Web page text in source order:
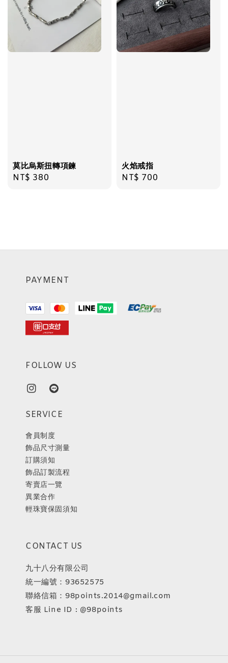
莫比烏斯扭轉項鍊
Regular
NT$ 380
火焰戒指
Regular
NT$ 700
PAYMENT
FOLLOW US
SERVICE
會員制度
飾品尺寸測量
訂購須知
飾品訂製流程
寄賣店一覽
異業合作
輕珠寶保固須知
CONTACT US
九十八分有限公司
統一編號：93652575
聯絡信箱：98points.2014@gmail.com
客服 Line ID : @98points